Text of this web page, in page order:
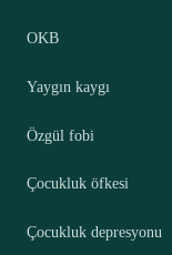
OKB
Yaygın kaygı
Özgül fobi
Çocukluk öfkesi
Çocukluk depresyonu